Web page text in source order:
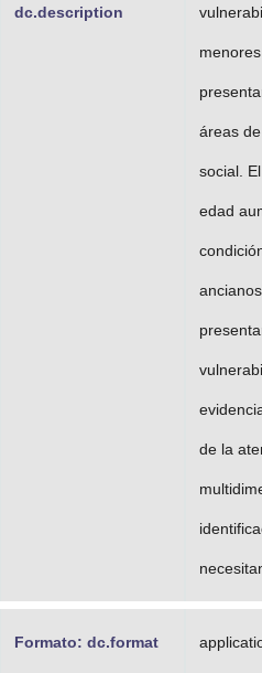
dc.description
áreas
social.
edad
de la
Formato: dc.format